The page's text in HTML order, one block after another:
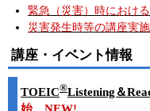
緊急（災害）時におけ
災害発生時等の講座実
講座・イベント情報
TOEIC®Listening＆
始 NEW!